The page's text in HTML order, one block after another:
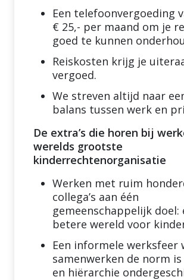
Een telefoonvergoeding
€ 25,- per maand om je
goed te kunnen
Reiskosten krijg je
vergoed.
We streven altijd naar
balans tussen werk en
De extra’s die horen bij
werelds grootste
kinderrechtenorganisatie
Werken met ruim
collega’s aan één
gemeenschappelijk doel:
betere wereld voor
Een informele werksfeer
samenwerken de norm
en hiërarchie